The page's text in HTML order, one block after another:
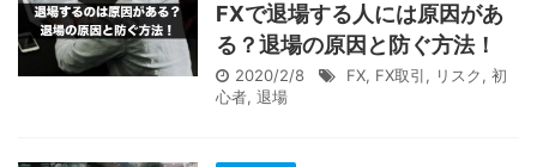
FXで退場する人には原因があ
る？退場の原因と防ぐ方法！
2020/2/8 FX, FX取引, リスク, 初
心者, 退場